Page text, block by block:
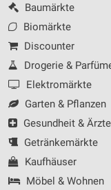
Baumärkte
Biomärkte
Discounter
Drogerie &
Elektromärkte
Garten & Pflanzen
Gesundheit & Ärzte
Getränkemärkte
Kaufhäuser
Möbel & Wohnen